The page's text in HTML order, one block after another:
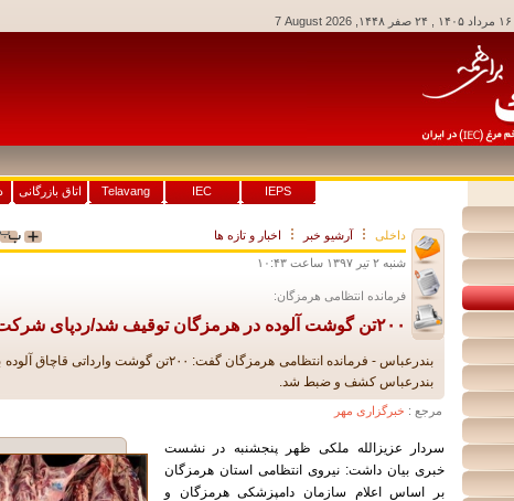
7 August 2026
IEPS
IEC
Telavang اتاق بازرگانی
داخلی آرشيو خبر اخبار و تازه ها
شنبه ۲ تير ۱۳۹۷ ساعت ۱۰:۴۳
فرمانده انتظامی هرمزگان:
۲۰۰تن گوشت آلوده در هرمزگان توقیف شد/ردپای شرکت معروف تولیدی
بندرعباس - فرمانده انتظامی هرمزگان گفت: ۲۰۰تن گوشت
بندرعباس کشف و ضبط شد.
مرجع : خبرگزاری مهر
سردار عزیزالله ملکی ظهر پنجشنبه در نشست
خبری بیان داشت: نیروی انتظامی استان هرمزگان
بر اساس اعلام سازمان دامپزشکی هرمزگان و